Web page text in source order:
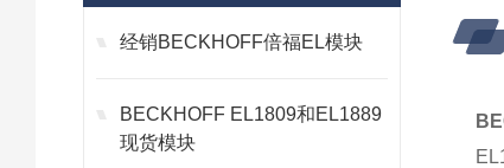
经销BECKHOFF倍福EL模块
BECKHOFF EL1809和EL1889
现货模块